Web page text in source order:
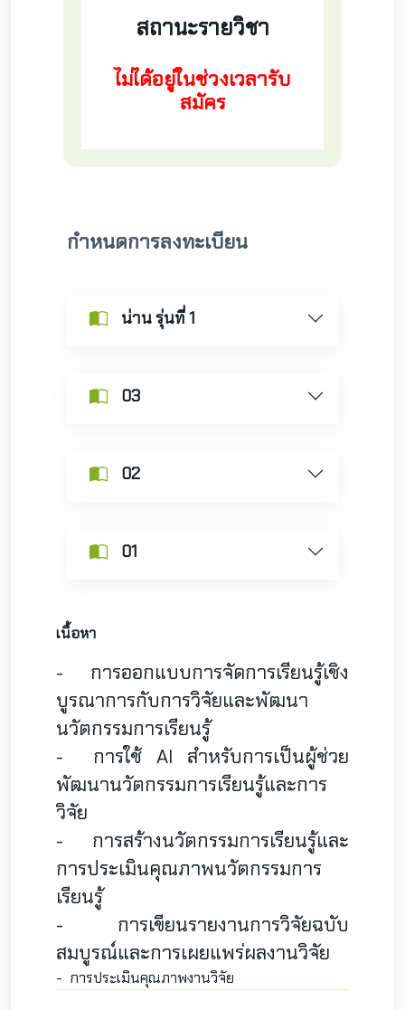
สถานะรายวิชา
ไม่ได้อยู่ในช่วงเวลารับ
สมัคร
กำหนดการลงทะเบียน
น่าน รุ่นที่ 1
03
02
01
เนื้อหา
- การออกแบบการจัดการเรียนรู้เชิง
บูรณาการกับการวิจัยและพัฒนา
นวัตกรรมการเรียนรู้
- การใช้ AI สำหรับการเป็นผู้ช่วย
พัฒนานวัตกรรมการเรียนรู้และการ
วิจัย
- การสร้างนวัตกรรมการเรียนรู้และ
การประเมินคุณภาพนวัตกรรมการ
เรียนรู้
- การเขียนรายงานการวิจัยฉบับ
สมบูรณ์และการเผยแพร่ผลงานวิจัย
- การประเมินคุณภาพงานวิจัย